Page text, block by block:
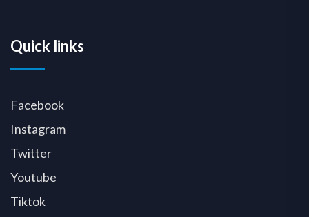
Quick links
Facebook
Instagram
Twitter
Youtube
Tiktok